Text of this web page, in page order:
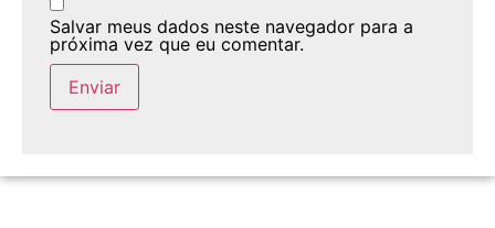
Salvar meus dados neste navegador para a
próxima vez que eu comentar.